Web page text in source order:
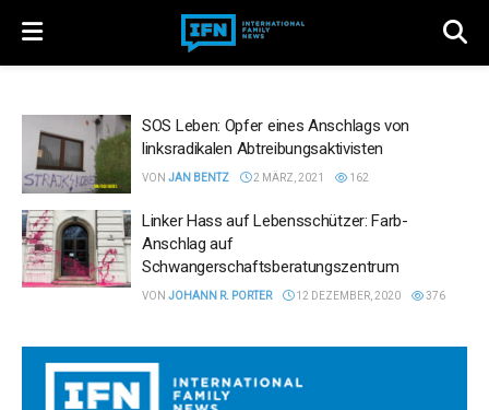
SOS Leben: Opfer eines Anschlags von
linksradikalen Abtreibungsaktivisten
VON JAN BENTZ 2 MÄRZ, 2021 162
Linker Hass auf Lebensschützer: Farb-
Anschlag auf
Schwangerschaftsberatungszentrum
VON JOHANN R. PORTER 12 DEZEMBER, 2020 376